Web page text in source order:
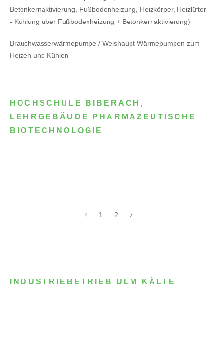
Betonkernaktivierung, Fußbodenheizung, Heizkörper, Heizlüfter
- Kühlung über Fußbodenheizung + Betonkernaktivierung)
Brauchwasserwärmepumpe / Weishaupt Wärmepumpen zum
Heizen und Kühlen
HOCHSCHULE BIBERACH,
LEHRGEBÄUDE PHARMAZEUTISCHE
BIOTECHNOLOGIE
1 2
INDUSTRIEBETRIEB ULM KÄLTE